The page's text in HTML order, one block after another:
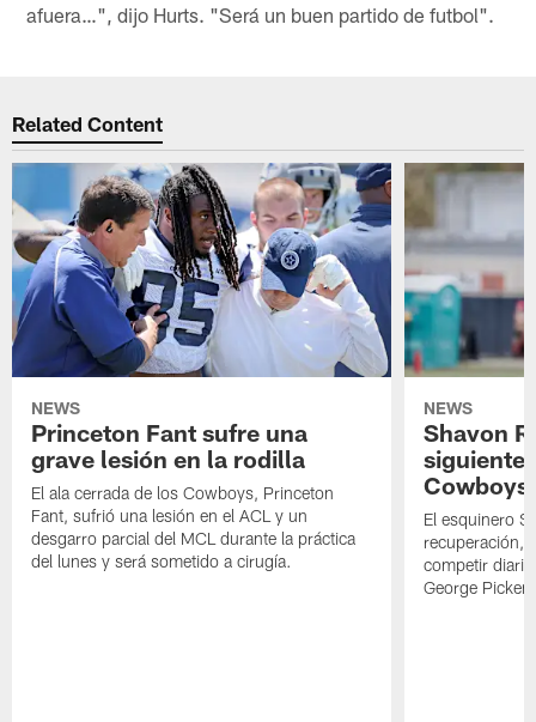
afuera…", dijo Hurts. "Será un buen partido de futbol".
Related Content
NEWS
Princeton Fant sufre una
grave lesión en la rodilla
El ala cerrada de los Cowboys, Princeton
Fant, sufrió una lesión en el ACL y un
desgarro parcial del MCL durante la práctica
del lunes y será sometido a cirugía.
NEWS
Shavon
siguiente
Cowboys
El esquinero
recuperación,
competir
George